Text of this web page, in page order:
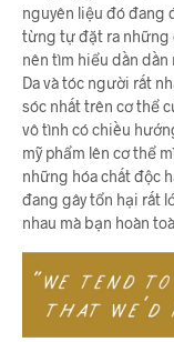
nguyên liệu đó đang
từng tự đặt ra những
nên tìm hiểu dần dần
Da và tóc người rất
sóc nhất trên cơ thể
vô tình có chiều
mỹ phẩm lên cơ thể
những hóa chất độc
đang gây tổn hại rất
nhau mà bạn hoàn